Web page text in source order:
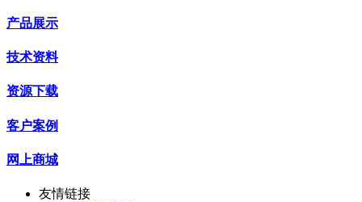
产品展示
技术资料
资源下载
客户案例
网上商城
友情链接